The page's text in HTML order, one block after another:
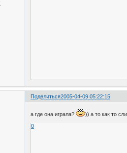
Поделиться2005-04-09 05:22:15
а где она играла?
)) а то как то
0